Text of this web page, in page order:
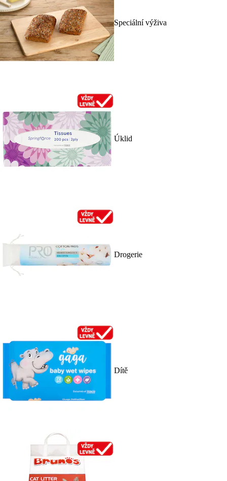
Speciální výživa
Úklid
Drogerie
Dítě